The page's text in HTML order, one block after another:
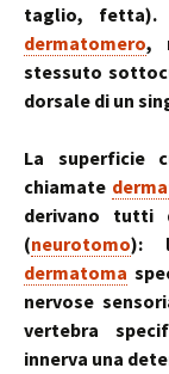
taglio, fetta).
dermatomero,
stessuto
dorsale di un
La superficie
chiamate
derivano tutti
(neurotomo):
dermatoma
nervose
vertebra
innerva una